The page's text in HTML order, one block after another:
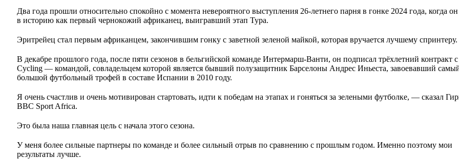
Два года прошли относительно спокойно с момента невероятного выступления 26-летнего парня в гонке 2024 года, когда
в историю как первый чернокожий африканец, выигравший этап Тура.
Эритрейец стал первым африканцем, закончившим гонку с заветной зеленой майкой, которая вручается лучшему спринтеру.
В декабре прошлого года, после пяти сезонов в бельгийской команде Интермарш-Ванти, он подписал трёхлетний контракт
Cycling — командой, совладельцем которой является бывший полузащитник Барселоны Андрес Иньеста, завоевавший
большой футбольный трофей в составе Испании в 2010 году.
Я очень счастлив и очень мотивирован стартовать, идти к победам на этапах и гоняться за зелеными футболке, — сказал
BBC Sport Africa.
Это была наша главная цель с начала этого сезона.
У меня более сильные партнеры по команде и более сильный отрыв по сравнению с прошлым годом. Именно поэтому мои
результаты лучше.